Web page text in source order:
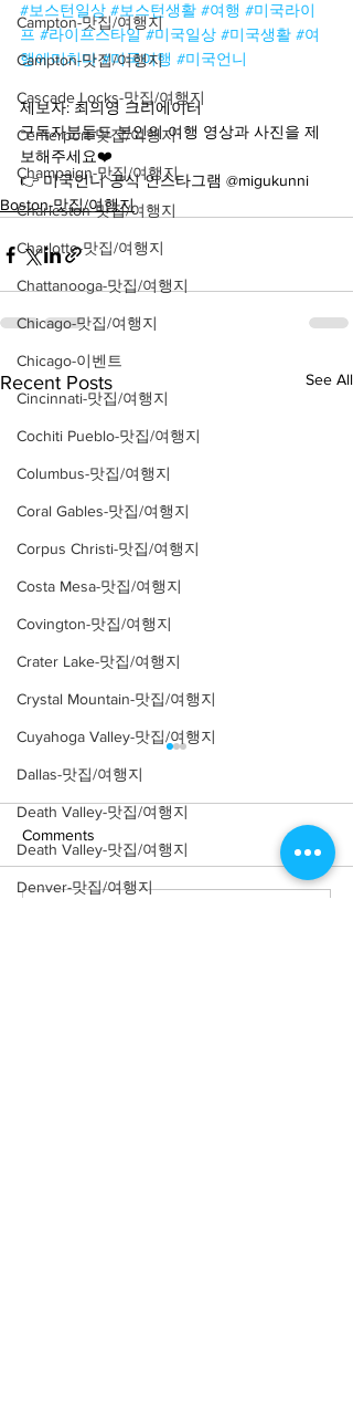
Campton-맛집/여행지
Campton-맛집/여행지
Cascade Locks-맛집/여행지
Centerport-맛집/여행지
Champaign-맛집/여행지
Charleston-맛집/여행지
Charlotte-맛집/여행지
Chattanooga-맛집/여행지
Chicago-맛집/여행지
Chicago-이벤트
Cincinnati-맛집/여행지
Cochiti Pueblo-맛집/여행지
Columbus-맛집/여행지
Coral Gables-맛집/여행지
Corpus Christi-맛집/여행지
Costa Mesa-맛집/여행지
Covington-맛집/여행지
Crater Lake-맛집/여행지
Crystal Mountain-맛집/여행지
Cuyahoga Valley-맛집/여행지
Dallas-맛집/여행지
Death Valley-맛집/여행지
Death Valley-맛집/여행지
Denver-맛집/여행지
#보스턴일상 #보스턴생활 #여행 #미국라이
프 #라이프스타일 #미국일상 #미국생활 #여
행에미치다 #미국여행 #미국언니
제보자: 최의영 크리에이터
구독자분들도 본인의 여행 영상과 사진을 제
보해주세요❤️
👉 미국언니 공식 인스타그램 @migukunni
Boston-맛집/여행지
Recent Posts See All
Comments